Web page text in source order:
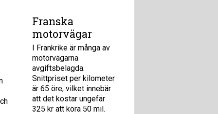
Franska
motorvägar
I Frankrike är många av
motorvägarna
avgiftsbelagda.
Snittpriset per kilometer
är 65 öre, vilket innebär
att det kostar ungefär
325 kr att köra 50 mil.